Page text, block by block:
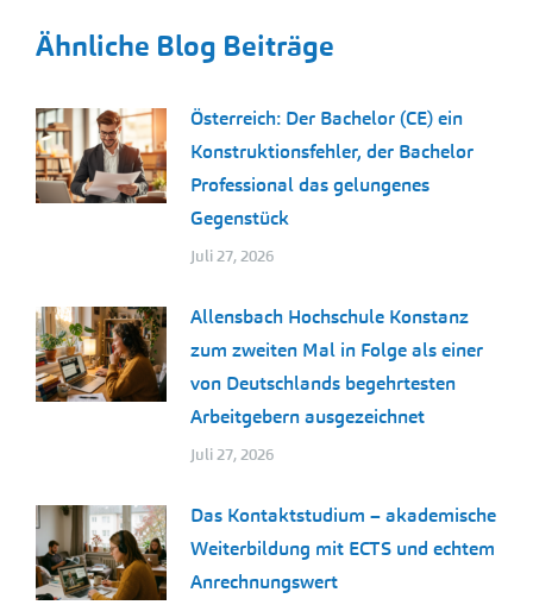
Ähnliche Blog Beiträge
Österreich: Der Bachelor (CE) ein
Konstruktionsfehler, der Bachelor
Professional das gelungenes
Gegenstück
Juli 27, 2026
Allensbach Hochschule Konstanz
zum zweiten Mal in Folge als einer
von Deutschlands begehrtesten
Arbeitgebern ausgezeichnet
Juli 27, 2026
Das Kontaktstudium – akademische
Weiterbildung mit ECTS und echtem
Anrechnungswert